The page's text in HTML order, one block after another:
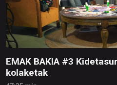
EMAK BAKIA #3
kolaketak